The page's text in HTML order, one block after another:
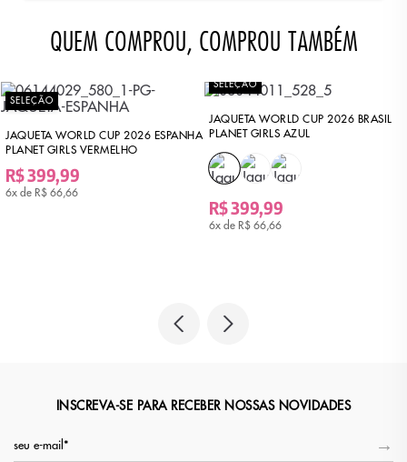
QUEM COMPROU, COMPROU TAMBÉM
SELEÇÃO
JAQUETA WORLD CUP 2026 ESPANHA
PLANET GIRLS VERMELHO
R$ 399,99
6x de R$ 66,66
SELEÇÃO
JAQUETA WORLD CUP 2026 BRASIL
PLANET GIRLS AZUL
R$ 399,99
6x de R$ 66,66
INSCREVA-SE PARA RECEBER NOSSAS NOVIDADES